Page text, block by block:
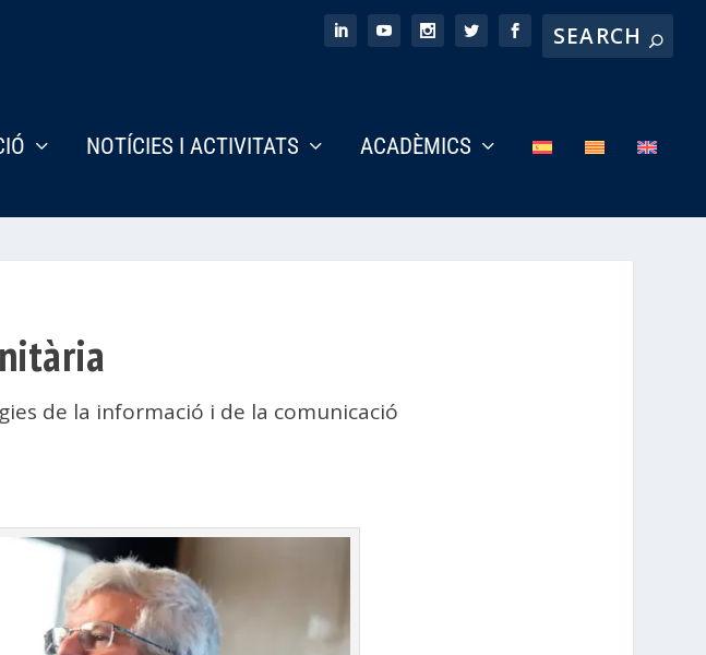
NOTÍCIES I ACTIVITATS ACADÈMICS
de la informació i de la comunicació